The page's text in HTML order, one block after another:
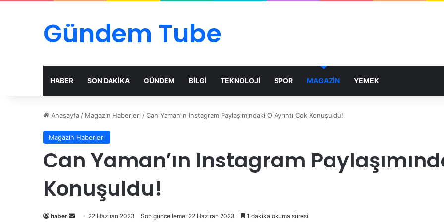
Gündem Tube
HABER SON DAKİKA GÜNDEM BİLGİ TEKNOLOJİ SPOR MAGAZİN YEMEK
Anasayfa / Magazin Haberleri /Can Yaman’ın Instagram Paylaşımındaki O Ayrıntı Çok Konuşuldu!
Magazin Haberleri
Can Yaman’ın Instagram
Konuşuldu!
haber
Bir
22 Haziran 2023 Son güncelleme: 22 Haziran 2023 1 dakika okuma süresi